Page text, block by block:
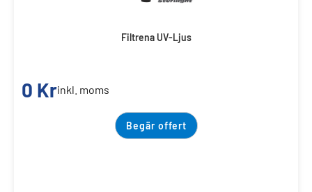
Filtrena UV-Ljus
0 Krinkl. moms
Begär offert